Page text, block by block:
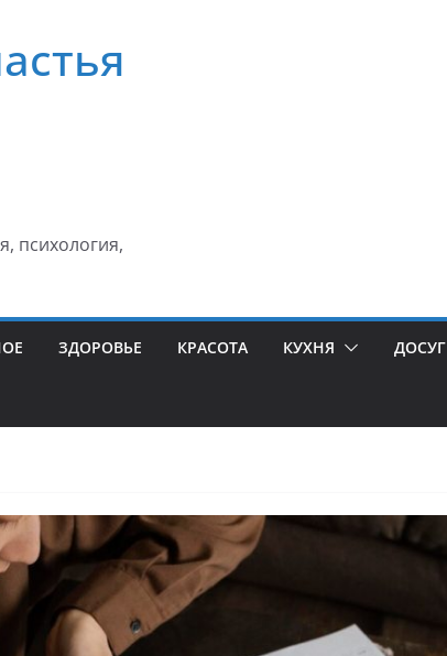
психология,
ЗДОРОВЬЕ КРАСОТА КУХНЯ ДОСУГ